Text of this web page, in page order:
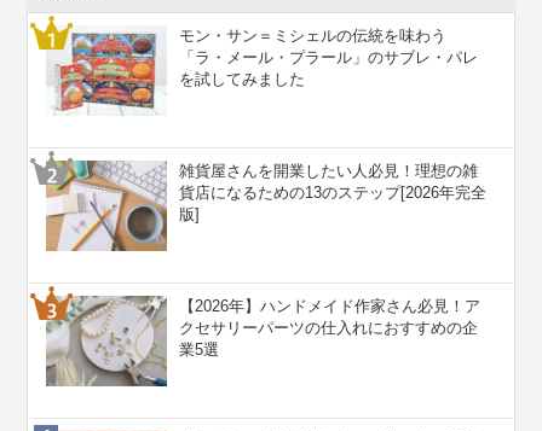
モン・サン＝ミシェルの伝統を味わう
「ラ・メール・プラール」のサブレ・パレ
を試してみました
雑貨屋さんを開業したい人必見！理想の雑
貨店になるための13のステップ[2026年完全
版]
【2026年】ハンドメイド作家さん必見！ア
クセサリーパーツの仕入れにおすすめの企
業5選